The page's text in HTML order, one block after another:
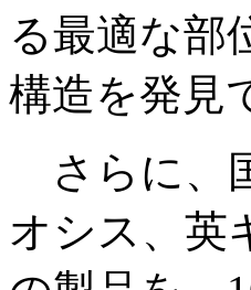
る最適な部
構造を発見
さらに、
オシス、英